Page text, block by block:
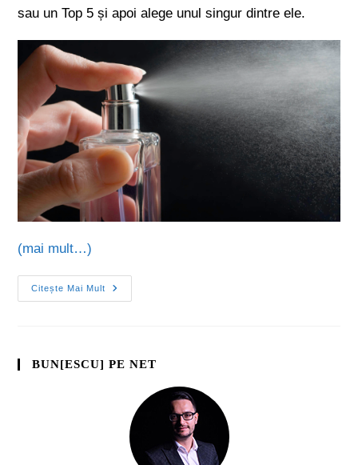
sau un Top 5 și apoi alege unul singur dintre ele.
(mai mult…)
Citește Mai Mult
BUN[ESCU] PE NET